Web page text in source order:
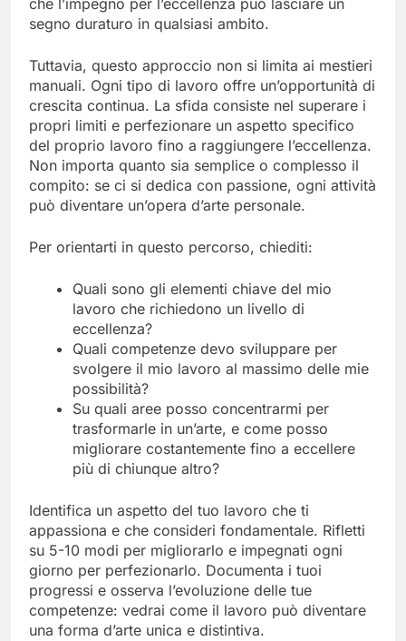
che l’impegno per l’eccellenza può lasciare un
segno duraturo in qualsiasi ambito.
Tuttavia, questo approccio non si limita ai mestieri
manuali. Ogni tipo di lavoro offre un’opportunità di
crescita continua. La sfida consiste nel superare i
propri limiti e perfezionare un aspetto specifico
del proprio lavoro fino a raggiungere l’eccellenza.
Non importa quanto sia semplice o complesso il
compito: se ci si dedica con passione, ogni attività
può diventare un’opera d’arte personale.
Per orientarti in questo percorso, chiediti:
Quali sono gli elementi chiave del mio
lavoro che richiedono un livello di
eccellenza?
Quali competenze devo sviluppare per
svolgere il mio lavoro al massimo delle mie
possibilità?
Su quali aree posso concentrarmi per
trasformarle in un’arte, e come posso
migliorare costantemente fino a eccellere
più di chiunque altro?
Identifica un aspetto del tuo lavoro che ti
appassiona e che consideri fondamentale. Rifletti
su 5-10 modi per migliorarlo e impegnati ogni
giorno per perfezionarlo. Documenta i tuoi
progressi e osserva l’evoluzione delle tue
competenze: vedrai come il lavoro può diventare
una forma d’arte unica e distintiva.